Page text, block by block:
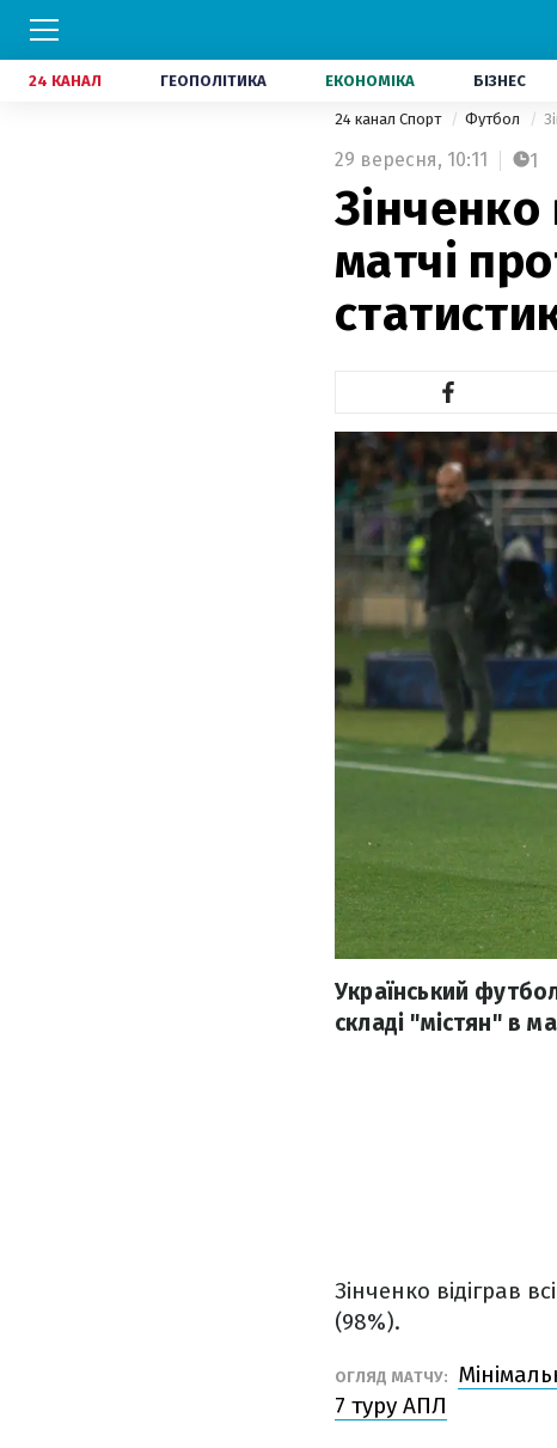
24 КАНАЛ ГЕОПОЛІТИКА ЕКОНОМІКА БІЗНЕС
24 канал Спорт Футбол
29 вересня, 10:11 1
Зінченко
матчі
Український
складі "містян" в
Зінченко відіграв
(98%).
ОГЛЯД МАТЧУ:
7 туру АПЛ